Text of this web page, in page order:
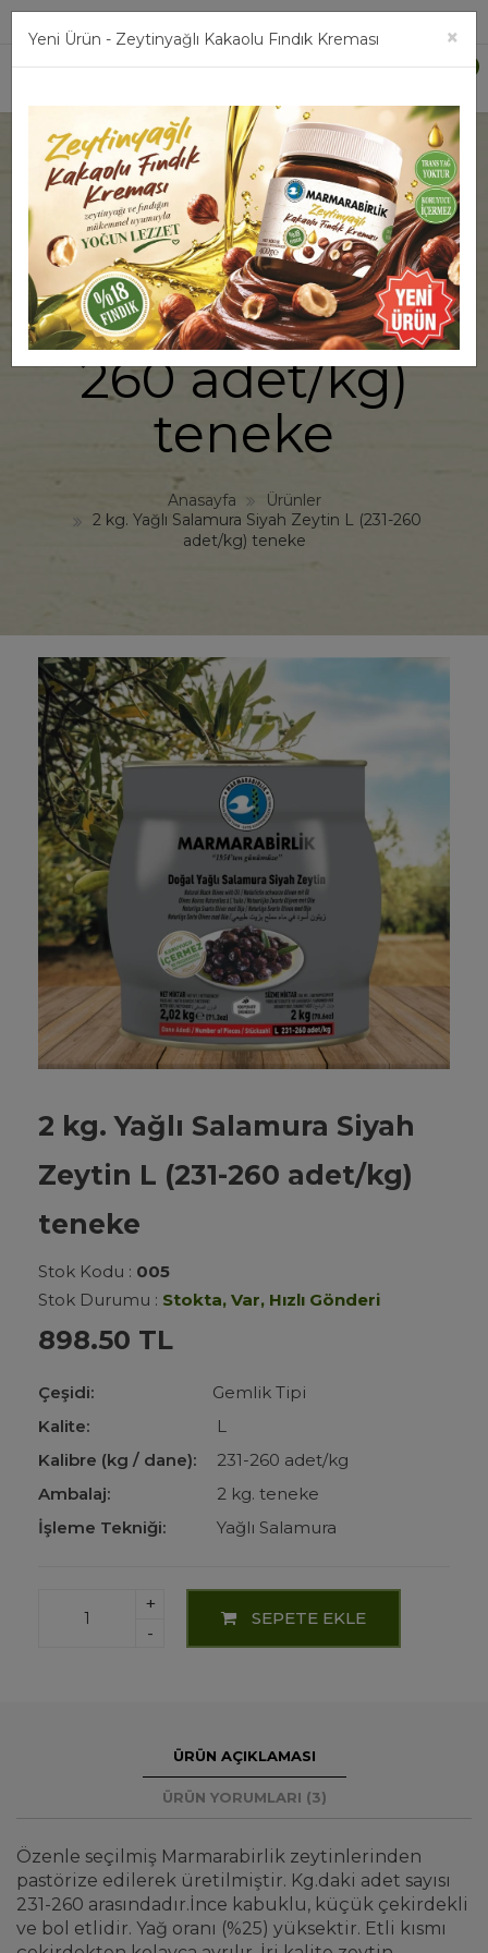
0
2 kg. Yağlı
Salamura Siyah
Zeytin L (231-
260 adet/kg)
teneke
Anasayfa
Ürünler
2 kg. Yağlı Salamura Siyah Zeytin L (231-260
adet/kg) teneke
2 kg. Yağlı Salamura Siyah
Zeytin L (231-260 adet/kg)
teneke
Stok Kodu : 005
Stok Durumu : Stokta, Var, Hızlı Gönderi
898.50 TL
Çeşidi: Gemlik Tipi
Kalite:
L
Kalibre (kg / dane):
231-260 adet/kg
Ambalaj:
2 kg. teneke
İşleme Tekniği:
Yağlı Salamura
+
-
SEPETE EKLE
ÜRÜN AÇIKLAMASI
ÜRÜN YORUMLARI (3)
Özenle seçilmiş Marmarabirlik zeytinlerinden
pastörize edilerek üretilmiştir. Kg.daki adet sayısı
231-260 arasındadır.İnce kabuklu, küçük çekirdekli
ve bol etlidir. Yağ oranı (%25) yüksektir. Etli kısmı
Yeni Ürün - Zeytinyağlı Kakaolu Fındık Kreması ×